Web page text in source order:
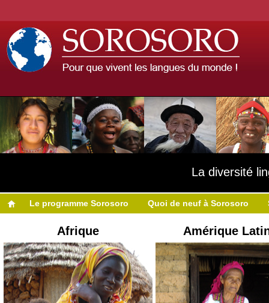
La diversité
Le programme Sorosoro Quoi de neuf à Sorosoro
Afrique Amérique